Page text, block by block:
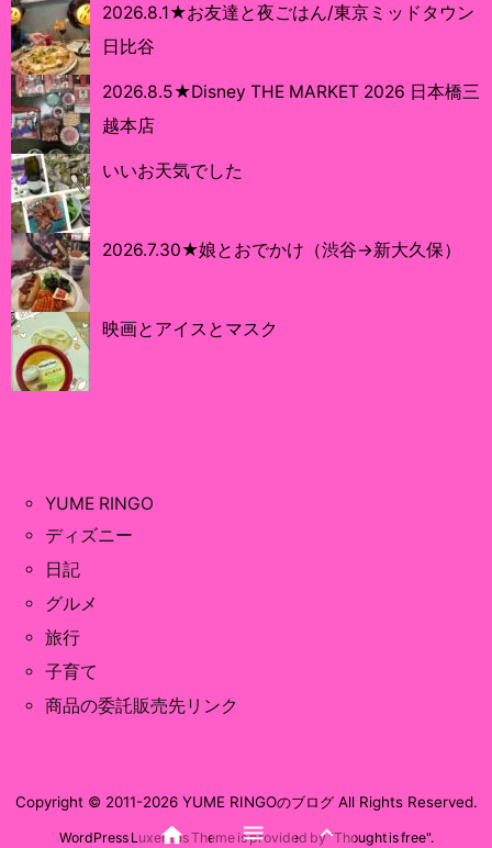
2026.8.1★お友達と夜ごはん/東京ミッドタウン
日比谷
2026.8.5★Disney THE MARKET 2026 日本橋三
越本店
いいお天気でした
2026.7.30★娘とおでかけ（渋谷→新大久保）
映画とアイスとマスク
YUME RINGO
ディズニー
日記
グルメ
旅行
子育て
商品の委託販売先リンク
Copyright © 2011-2026 YUME RINGOのブログAll Rights Reserved.
WordPress Luxeritas Theme is provided by "Thought is free".
  